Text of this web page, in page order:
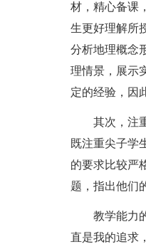
材，精心备课
生更好理解所
分析地理概念
理情景，展示
定的经验，因
其次，注
既注重尖子学
的要求比较严
题，指出他们
教学能力
直是我的追求